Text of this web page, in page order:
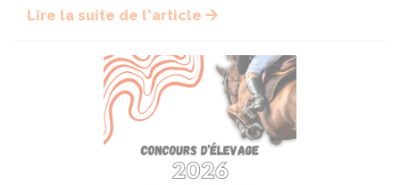
Lire la suite de l'article